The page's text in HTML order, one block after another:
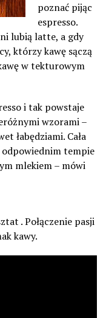
poznać pijąc
espresso.
lubią latte, a gdy
którzy kawę sączą
w tekturowym
i tak powstaje
wzorami –
łabędziami. Cała
tempie
mlekiem – mówi
. Połączenie pasji
kawy.